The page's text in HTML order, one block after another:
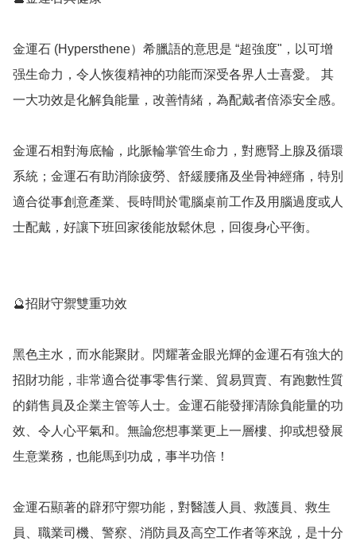
金運石 (Hypersthene）希臘語的意思是 “超強度"，以可增
强生命力，令人恢復精神的功能而深受各界人士喜愛。 其
一大功效是化解負能量，改善情緒，為配戴者倍添安全感。
金運石相對海底輪，此脈輪掌管生命力，對應腎上腺及循環
系統；金運石有助消除疲勞、舒緩腰痛及坐骨神經痛，特別
適合從事創意產業、長時間於電腦桌前工作及用腦過度或人
士配戴，好讓下班回家後能放鬆休息，回復身心平衡。
🔮招財守禦雙重功效
黑色主水，而水能聚財。閃耀著金眼光輝的金運石有強大的
招財功能，非常適合從事零售行業、貿易買賣、有跑數性質
的銷售員及企業主管等人士。金運石能發揮清除負能量的功
效、令人心平氣和。無論您想事業更上一層樓、抑或想發展
生意業務，也能馬到功成，事半功倍！
金運石顯著的辟邪守禦功能，對醫護人員、救護員、救生
員、職業司機、警察、消防員及高空工作者等來說，是十分